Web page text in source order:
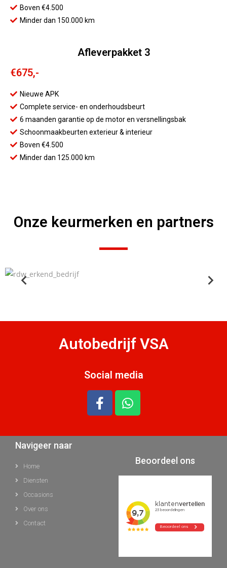
Boven €4.500
Minder dan 150.000 km
Afleverpakket 3
€675,-
Nieuwe APK
Complete service- en onderhoudsbeurt
6 maanden garantie op de motor en versnellingsbak
Schoonmaakbeurten exterieur & interieur
Boven €4.500
Minder dan 125.000 km
Onze keurmerken en partners
Autobedrijf VSA
Social media
Navigeer naar
Home
Diensten
Occasions
Over ons
Contact
Beoordeel ons